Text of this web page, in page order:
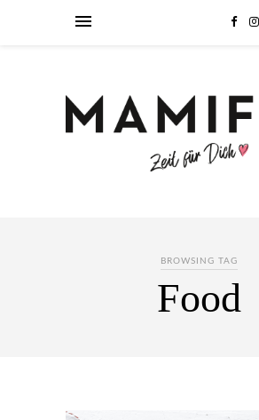
BROWSING TAG
Food